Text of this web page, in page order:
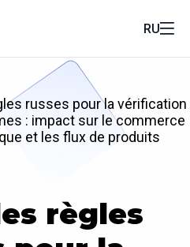
RU
russes pour la vérification
: impact sur le commerce
et les flux de produits
règles